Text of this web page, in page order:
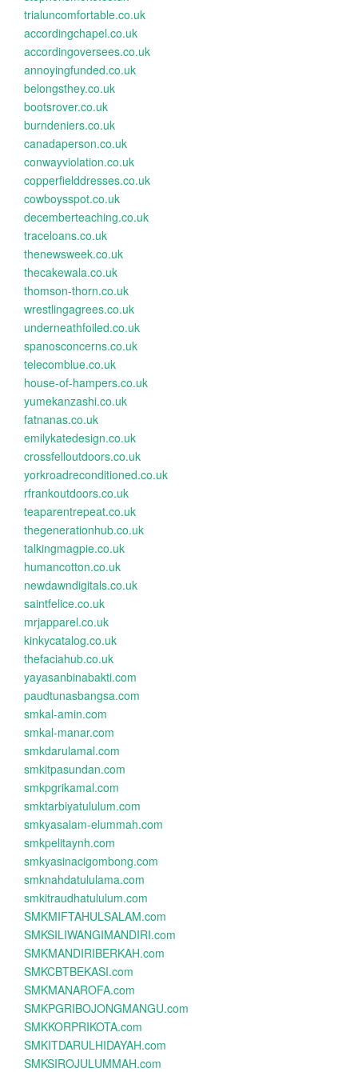
trialuncomfortable.co.uk
accordingchapel.co.uk
accordingoversees.co.uk
annoyingfunded.co.uk
belongsthey.co.uk
bootsrover.co.uk
burndeniers.co.uk
canadaperson.co.uk
conwayviolation.co.uk
copperfielddresses.co.uk
cowboysspot.co.uk
decemberteaching.co.uk
traceloans.co.uk
thenewsweek.co.uk
thecakewala.co.uk
thomson-thorn.co.uk
wrestlingagrees.co.uk
underneathfoiled.co.uk
spanosconcerns.co.uk
telecomblue.co.uk
house-of-hampers.co.uk
yumekanzashi.co.uk
fatnanas.co.uk
emilykatedesign.co.uk
crossfelloutdoors.co.uk
yorkroadreconditioned.co.uk
rfrankoutdoors.co.uk
teaparentrepeat.co.uk
thegenerationhub.co.uk
talkingmagpie.co.uk
humancotton.co.uk
newdawndigitals.co.uk
saintfelice.co.uk
mrjapparel.co.uk
kinkycatalog.co.uk
thefaciahub.co.uk
yayasanbinabakti.com
paudtunasbangsa.com
smkal-amin.com
smkal-manar.com
smkdarulamal.com
smkitpasundan.com
smkpgrikamal.com
smktarbiyatululum.com
smkyasalam-elummah.com
smkpelitaynh.com
smkyasinacigombong.com
smknahdatululama.com
smkitraudhatululum.com
SMKMIFTAHULSALAM.com
SMKSILIWANGIMANDIRI.com
SMKMANDIRIBERKAH.com
SMKCBTBEKASI.com
SMKMANAROFA.com
SMKPGRIBOJONGMANGU.com
SMKKORPRIKOTA.com
SMKITDARULHIDAYAH.com
SMKSIROJULUMMAH.com